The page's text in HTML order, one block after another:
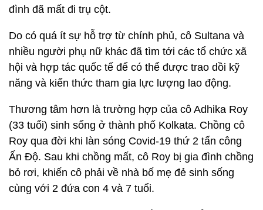
đình đã mất đi trụ cột.
Do có quá ít sự hỗ trợ từ chính phủ, cô Sultana và
nhiều người phụ nữ khác đã tìm tới các tổ chức xã
hội và hợp tác quốc tế để có thể được trao dồi kỹ
năng và kiến thức tham gia lực lượng lao động.
Thương tâm hơn là trường hợp của cô Adhika Roy
(33 tuổi) sinh sống ở thành phố Kolkata. Chồng cô
Roy qua đời khi làn sóng Covid-19 thứ 2 tấn công
Ấn Độ. Sau khi chồng mất, cô Roy bị gia đình chồng
bỏ rơi, khiến cô phải về nhà bố mẹ đẻ sinh sống
cùng với 2 đứa con 4 và 7 tuổi.